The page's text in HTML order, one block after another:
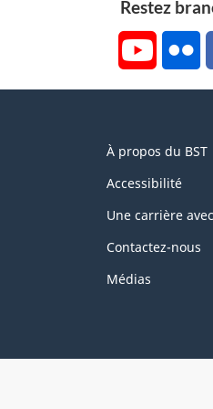
Restez
YouTube
this
site
À propos du BST
Accessibilité
Une carrière
Contactez-nous
Médias